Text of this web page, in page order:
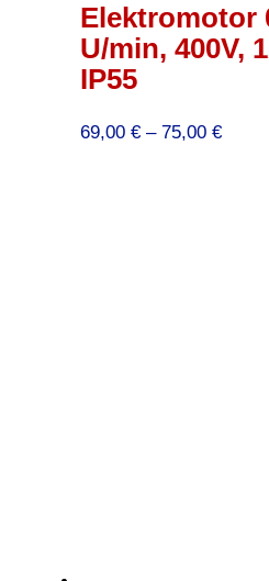
Elektromotor
U/min, 400V,
IP55
69,00 € – 75,00 €